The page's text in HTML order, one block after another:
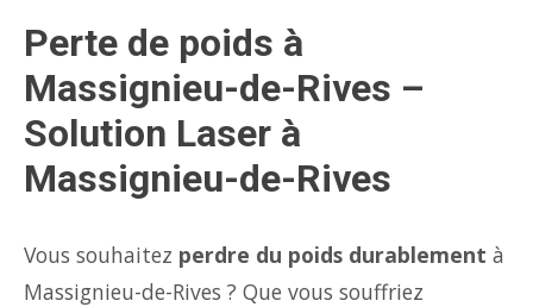
Perte de poids à
Massignieu-de-Rives –
Solution Laser à
Massignieu-de-Rives
Vous souhaitez perdre du poids durablement à
Massignieu-de-Rives ? Que vous souffriez